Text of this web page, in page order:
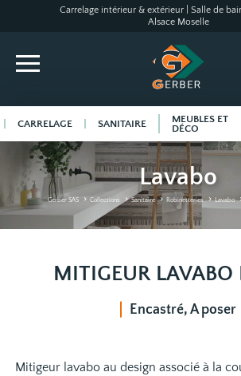
Carrelage intérieur & extérieur | Salle de
Alsace Moselle
CARRELAGE SANITAIRE
MEUBLES ET
DÉCO
Lavabo
Gerber SAS Collections Sanitaire Robinetteries Lavabo
MITIGEUR LAVABO
Encastré, A poser
Mitigeur lavabo au design associé à la